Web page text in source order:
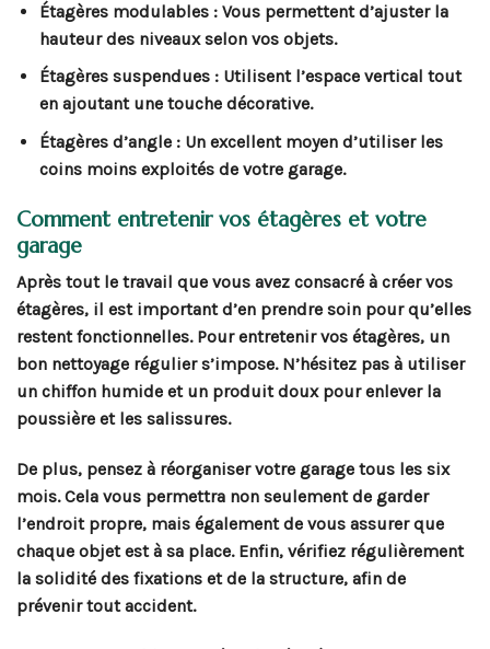
Étagères modulables : Vous permettent d’ajuster la
hauteur des niveaux selon vos objets.
Étagères suspendues : Utilisent l’espace vertical tout
en ajoutant une touche décorative.
Étagères d’angle : Un excellent moyen d’utiliser les
coins moins exploités de votre garage.
Comment entretenir vos étagères et votre
garage
Après tout le travail que vous avez consacré à créer vos
étagères, il est important d’en prendre soin pour qu’elles
restent fonctionnelles. Pour entretenir vos étagères, un
bon nettoyage régulier s’impose. N’hésitez pas à utiliser
un chiffon humide et un produit doux pour enlever la
poussière et les salissures.
De plus, pensez à réorganiser votre garage tous les six
mois. Cela vous permettra non seulement de garder
l’endroit propre, mais également de vous assurer que
chaque objet est à sa place. Enfin, vérifiez régulièrement
la solidité des fixations et de la structure, afin de
prévenir tout accident.